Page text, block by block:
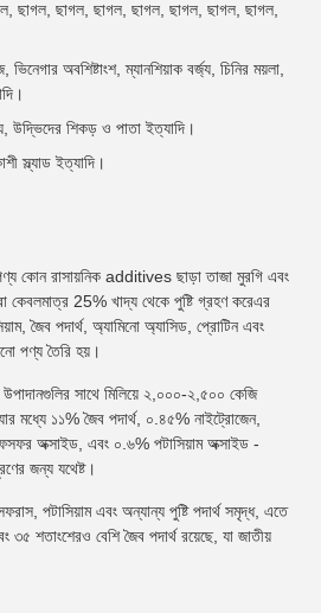
ছাগল, ছাগল, ছাগল, ছাগল, ছাগল, ছাগল, ছাগল,
ভিনেগার অবশিষ্টাংশ, ম্যানশিয়াক বর্জ্য, চিনির ময়লা,
উদ্ভিদের শিকড় ও পাতা ইত্যাদি।
স্ল্যাড ইত্যাদি।
কোন রাসায়নিক additives ছাড়া তাজা মুরগি এবং
কেবলমাত্র 25% খাদ্য থেকে পুষ্টি গ্রহণ করেএর
জৈব পদার্থ, অ্যামিনো অ্যাসিড, প্রোটিন এবং
পণ্য তৈরি হয়।
সাথে মিলিয়ে ২,০০০-২,৫০০ কেজি
মধ্যে ১১% জৈব পদার্থ, ০.৪৫% নাইট্রোজেন,
অক্সাইড, এবং ০.৬% পটাসিয়াম অক্সাইড -
জন্য যথেষ্ট।
পটাসিয়াম এবং অন্যান্য পুষ্টি পদার্থ সমৃদ্ধ, এতে
৩৫ শতাংশেরও বেশি জৈব পদার্থ রয়েছে, যা জাতীয়